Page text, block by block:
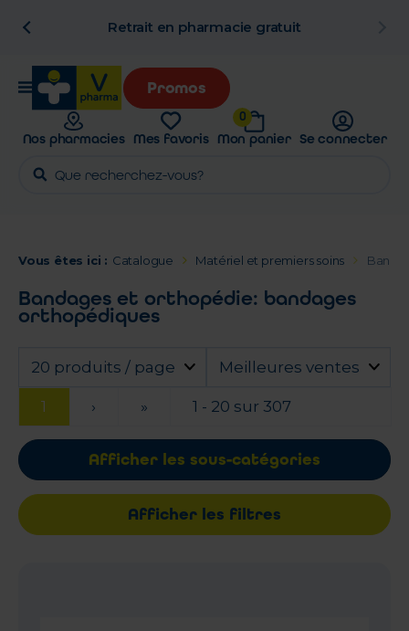
Retrait en pharmacie gratuit
Promos
Nos pharmacies Mes favoris
0
Mon panier Se connecter
Vous êtes ici : Catalogue Matériel et premiers soins
Bandages et orthopédie: bandages
orthopédiques
20 produits / page Meilleures ventes
1 › » 1 - 20 sur 307
Afficher les sous-catégories
Afficher les filtres